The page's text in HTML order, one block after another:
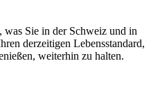
Sie in der Schweiz und in
derzeitigen Lebensstandard,
weiterhin zu halten.